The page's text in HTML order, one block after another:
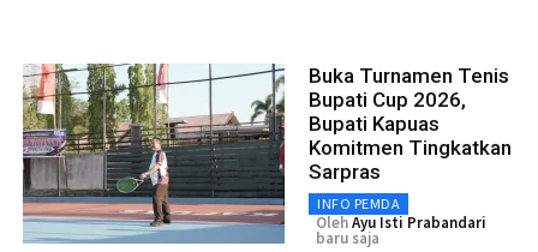
Buka Turnamen Tenis
Bupati Cup 2026,
Bupati Kapuas
Komitmen Tingkatkan
Sarpras
INFO PEMDA
OlehAyu Isti Prabandari
baru saja